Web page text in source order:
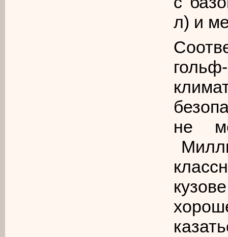
л) и
не